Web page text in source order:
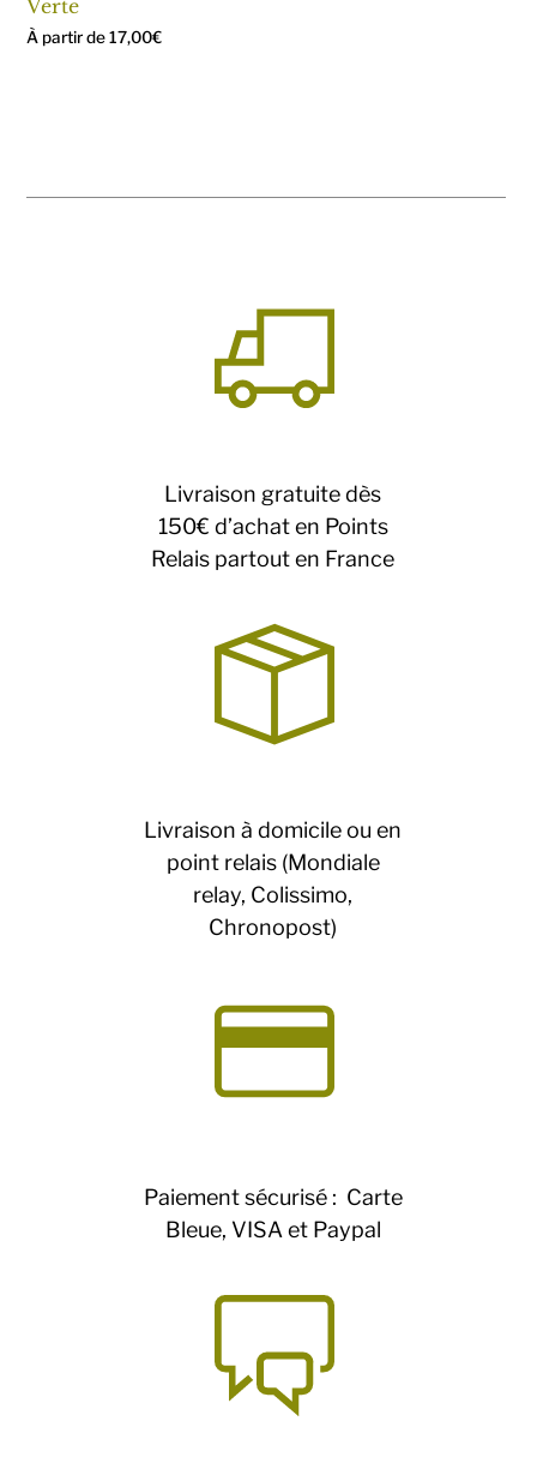
Verte
À partir de17,00€
Livraison gratuite dès
150€ d’achat en Points
Relais partout en France
Livraison à domicile ou en
point relais (Mondiale
relay, Colissimo,
Chronopost)
Paiement sécurisé : Carte
Bleue, VISA et Paypal